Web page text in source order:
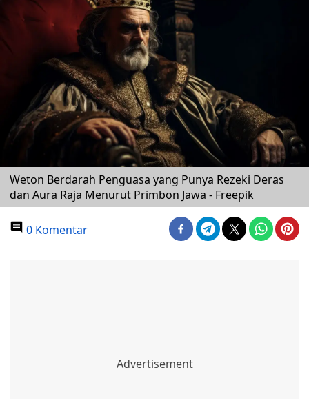
Weton Berdarah Penguasa yang Punya Rezeki Deras
dan Aura Raja Menurut Primbon Jawa - Freepik
0 Komentar